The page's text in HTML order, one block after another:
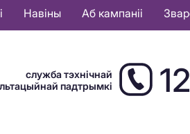
Навіны Аб кампаніі
служба тэхнічнай
падтрымкі